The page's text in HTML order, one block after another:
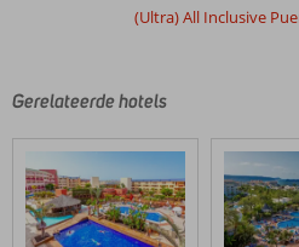
Landmar
La
Arena
Beoordelingen
(Ultra) All Inclusive
Gerelateerde hotels